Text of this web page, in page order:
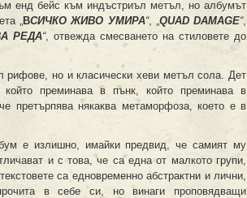
енд бейс към индъстриъл метъл, но албумът
„ВСИЧКО ЖИВО УМИРА“, „QUAD DAMAGE“,
РЕДА“, отвежда смесването на стиловете до
но и класически хеви метъл сола. Дет
преминава в пънк, който преминава в
претърпява някаква метаморфоза, което е в
е излишно, имайки предвид, че самият му
и с това, че са една от малкото групи,
са едновременно абстрактни и лични,
в себе си, но винаги проповядващи